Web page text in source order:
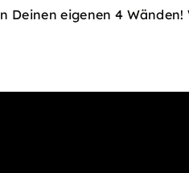
Deinen eigenen 4